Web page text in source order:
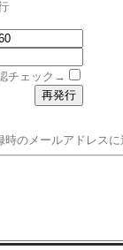
チェック→
のメールアドレスに